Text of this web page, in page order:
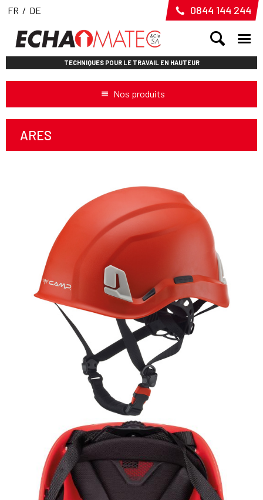
FR / DE 0844 144 244
TECHNIQUES POUR LE TRAVAIL EN HAUTEUR
Nos produits
ARES